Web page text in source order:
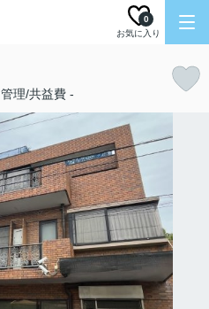
お気に入り
0
管理/共益費 -